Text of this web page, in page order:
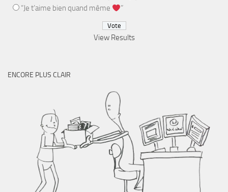
“Je t’aime bien quand même
”
View Results
ENCORE PLUS CLAIR